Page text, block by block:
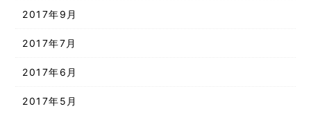
2017年9月
2017年7月
2017年6月
2017年5月